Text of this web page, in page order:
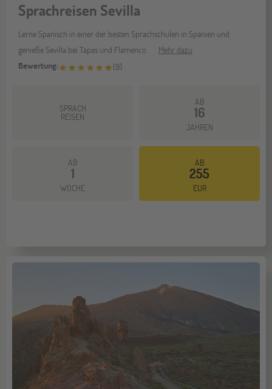
Sprachreisen Sevilla
Lerne Spanisch in einer der besten Sprachschulen in Spanien und
genieße Sevilla bei Tapas und Flamenco.
Mehr dazu
Bewertung:
(9)
SPRACH
REISEN
AB
16
JAHREN
AB
1
WOCHE
AB
255
EUR